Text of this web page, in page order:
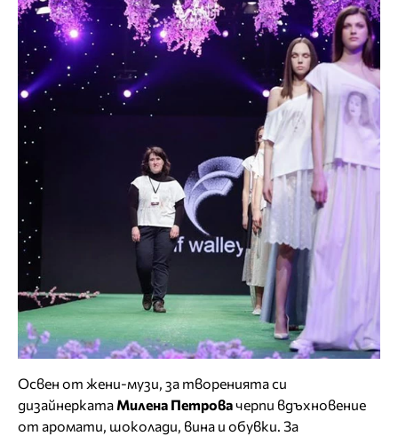
Освен от жени-музи, за творенията си
дизайнерката Милена Петровачерпи вдъхновение
от аромати, шоколади, вина и обувки. За